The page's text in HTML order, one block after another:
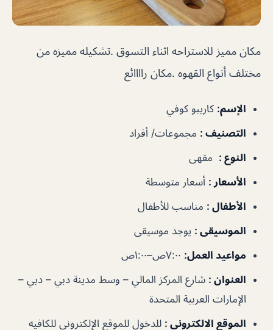
مكان مميز للاستراحه اثناء التسوق .تشكيله مميزه من
مختلف أنواع القهوه .مكان راااائع
الإسم: كاريبو كوفي
التصنيف : مجموعات/ أفراد
النوع : مقهى
الأسعار : أسعار متوسطة
الأطفال : مناسب للأطفال
الموسيقى : يوجد موسيقى
مواعيد العمل:
العنوان : شارع المركز المالي – وسط مدينة دبي – دبي –
الإمارات العربية المتحدة
الموقع الالكتروني : للدخول للموقع الإلكتروني للكافيه